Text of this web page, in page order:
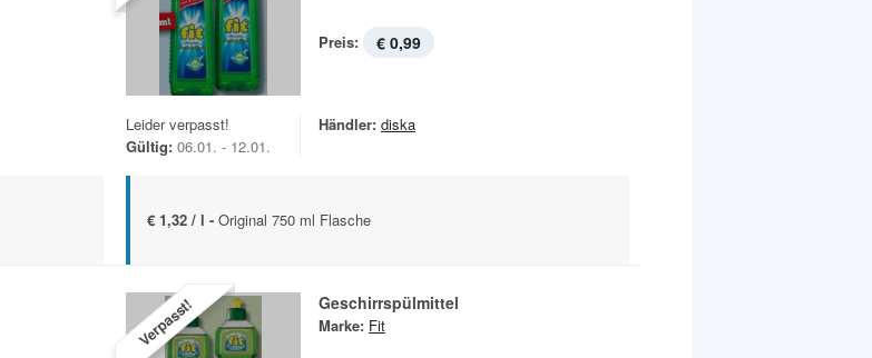
Preis: € 0,99
Leider verpasst!
Gültig: 06.01. - 12.01.
Händler: diska
€ 1,32 / l - Original 750 ml Flasche
Verpasst! Geschirrspülmittel
Marke: Fit